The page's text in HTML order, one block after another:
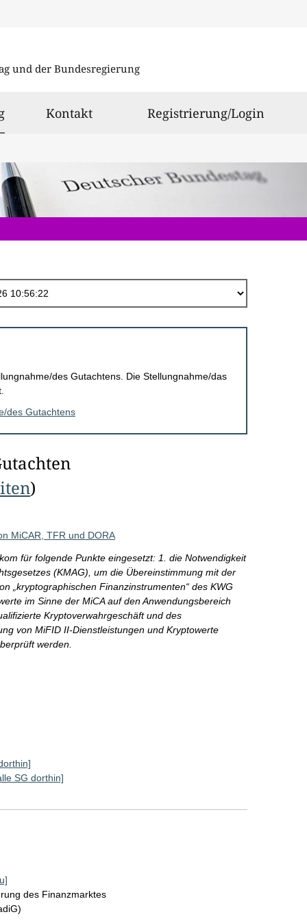
und der Bundesregierung
ausgewählt
Kontakt Registrierung/Login
des Gutachtens. Die Stellungnahme/das
des Gutachtens
)
MiCAR, TFR und DORA
für folgende Punkte eingesetzt: 1. die Notwendigkeit
(KMAG), um die Übereinstimmung mit der
„kryptographischen Finanzinstrumenten“ des KWG
im Sinne der MiCA auf den Anwendungsbereich
Kryptoverwahrgeschäft und des
von MiFID II-Dienstleistungen und Kryptowerte
werden.
SG dorthin]
des Finanzmarktes